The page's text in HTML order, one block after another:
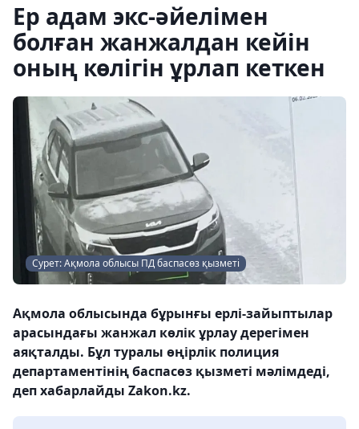
Ер адам экс-әйелімен
болған жанжалдан кейін
оның көлігін ұрлап кеткен
Сурет: Ақмола облысы ПД баспасөз қызметі
Ақмола облысында бұрынғы ерлі-зайыптылар
арасындағы жанжал көлік ұрлау дерегімен
аяқталды. Бұл туралы өңірлік полиция
департаментінің баспасөз қызметі мәлімдеді,
деп хабарлайды Zakon.kz.